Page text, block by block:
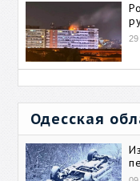
Одесская